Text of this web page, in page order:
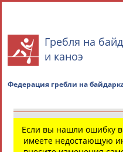
Гребля на
и каноэ
Федерация гребли на
Если вы нашли ошибку
имеете недостающую